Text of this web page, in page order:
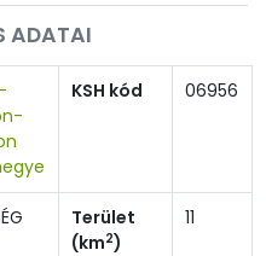
ADATAI
KSH kód 06956
Terület
(km2)
11